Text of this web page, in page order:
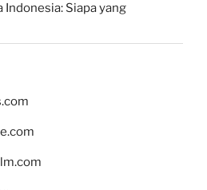
Siapa yang